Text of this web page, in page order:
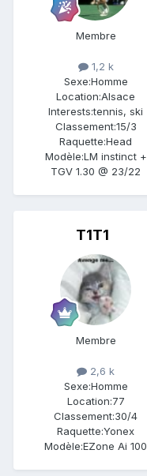
Membre
1,2 k
Sexe:Homme
Location:Alsace
Interests:tennis, ski
Classement:15/3
Raquette:Head
Modèle:LM instinct +
TGV 1.30 @ 23/22
T1T1
Membre
2,6 k
Sexe:Homme
Location:77
Classement:30/4
Raquette:Yonex
Modèle:EZone Ai 100